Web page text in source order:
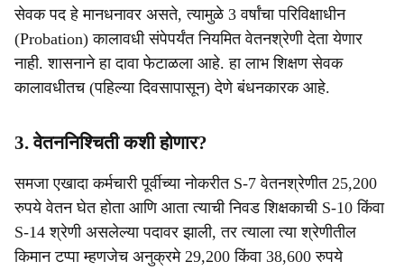
सेवक पद हे मानधनावर असते, त्यामुळे 3 वर्षांचा परिविक्षाधीन
(Probation) कालावधी संपेपर्यंत नियमित वेतनश्रेणी देता येणार
नाही. शासनाने हा दावा फेटाळला आहे. हा लाभ शिक्षण सेवक
कालावधीतच (पहिल्या दिवसापासून) देणे बंधनकारक आहे.
3. वेतननिश्चिती कशी होणार?
समजा एखादा कर्मचारी पूर्वीच्या नोकरीत S-7 वेतनश्रेणीत 25,200
रुपये वेतन घेत होता आणि आता त्याची निवड शिक्षकाची S-10 किंवा
S-14 श्रेणी असलेल्या पदावर झाली, तर त्याला त्या श्रेणीतील
किमान टप्पा म्हणजेच अनुक्रमे 29,200 किंवा 38,600 रुपये